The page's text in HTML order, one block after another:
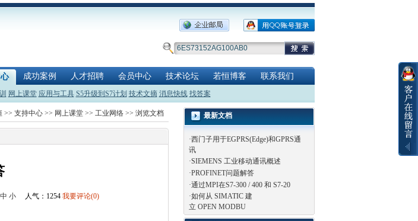
成功案例 人才招聘 会员中心 技术论坛 若恒博客 联系我们
网上课堂 应用与工具 S5升级到S7计划 技术文摘 消息快线 找答案
>> 支持中心>> 网上课堂>> 工业网络>> 浏览文档
中 小 人气： 1254 我要评论(0)
最新文档
·西门子用于EGPRS(Edge)和GPRS通
讯
·SIEMENS 工业移动通讯概述
·PROFINET问题解答
·通过MPI在S7-300 / 400 和 S7-20
·如何从 SIMATIC 建
立 OPEN MODBU